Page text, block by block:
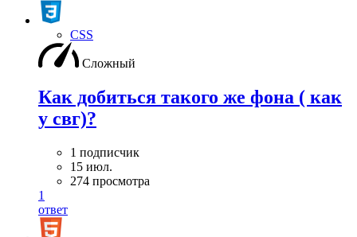
CSS
Сложный
Как добиться такого же фона ( как
у свг)?
1 подписчик
15 июл.
274 просмотра
1
ответ